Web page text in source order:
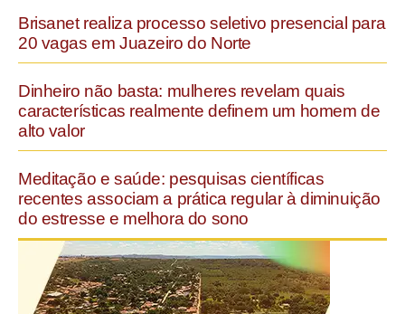
Brisanet realiza processo seletivo presencial para
20 vagas em Juazeiro do Norte
Dinheiro não basta: mulheres revelam quais
características realmente definem um homem de
alto valor
Meditação e saúde: pesquisas científicas
recentes associam a prática regular à diminuição
do estresse e melhora do sono